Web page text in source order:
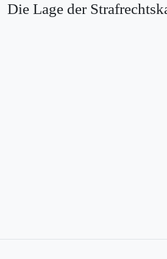
Die Lage der